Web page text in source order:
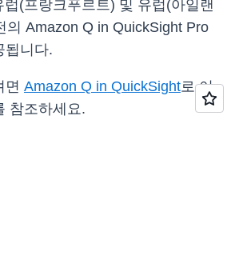
(프랑크푸르트) 및 유럽(아일랜
의 Amazon Q in QuickSight Pro
됩니다.
면 Amazon Q in QuickSight로 이
참조하세요.